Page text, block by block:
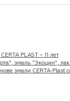
PLAST – 11 лет
эмаль "Экоцин",
эмали CERTA-Plast